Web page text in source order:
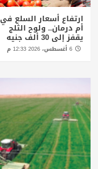
ارتفاع أسعار السلع في
أم درمان.. ولوح الثلج
يقفز إلى 30 ألف جنيه